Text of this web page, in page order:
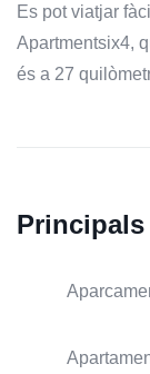
Es pot viatjar
Apartmentsix4,
és a 27